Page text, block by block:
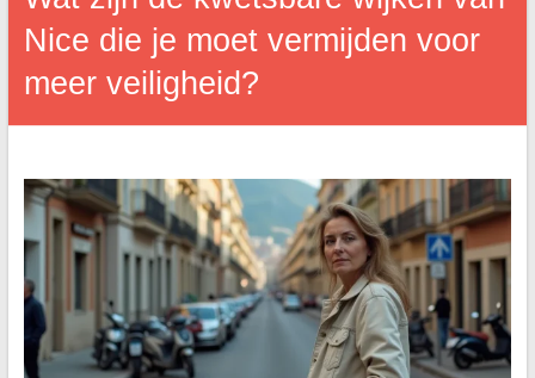
Nice die je moet vermijden voor
meer veiligheid?